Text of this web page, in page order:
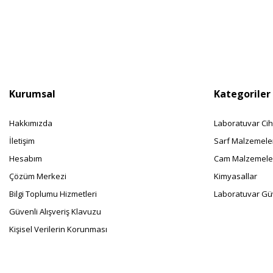
Kurumsal
Hakkımızda
İletişim
Hesabım
Çözüm Merkezi
Bilgi Toplumu Hizmetleri
Güvenli Alışveriş Klavuzu
Kişisel Verilerin Korunması
Kategoriler
Laboratuvar
Sarf
Cam
Kimyasallar
Laboratuvar